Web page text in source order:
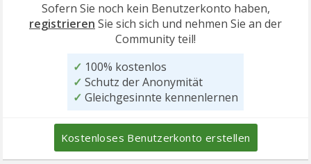
Sofern Sie noch kein Benutzerkonto haben,
registrieren Sie sich sich und nehmen Sie an der
Community teil!
✓ 100% kostenlos
✓ Schutz der Anonymität
✓ Gleichgesinnte kennenlernen
Kostenloses Benutzerkonto erstellen